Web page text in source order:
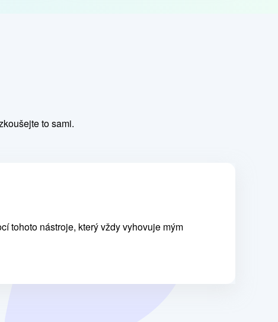
to sami.
tohoto nástroje, který vždy vyhovuje mým